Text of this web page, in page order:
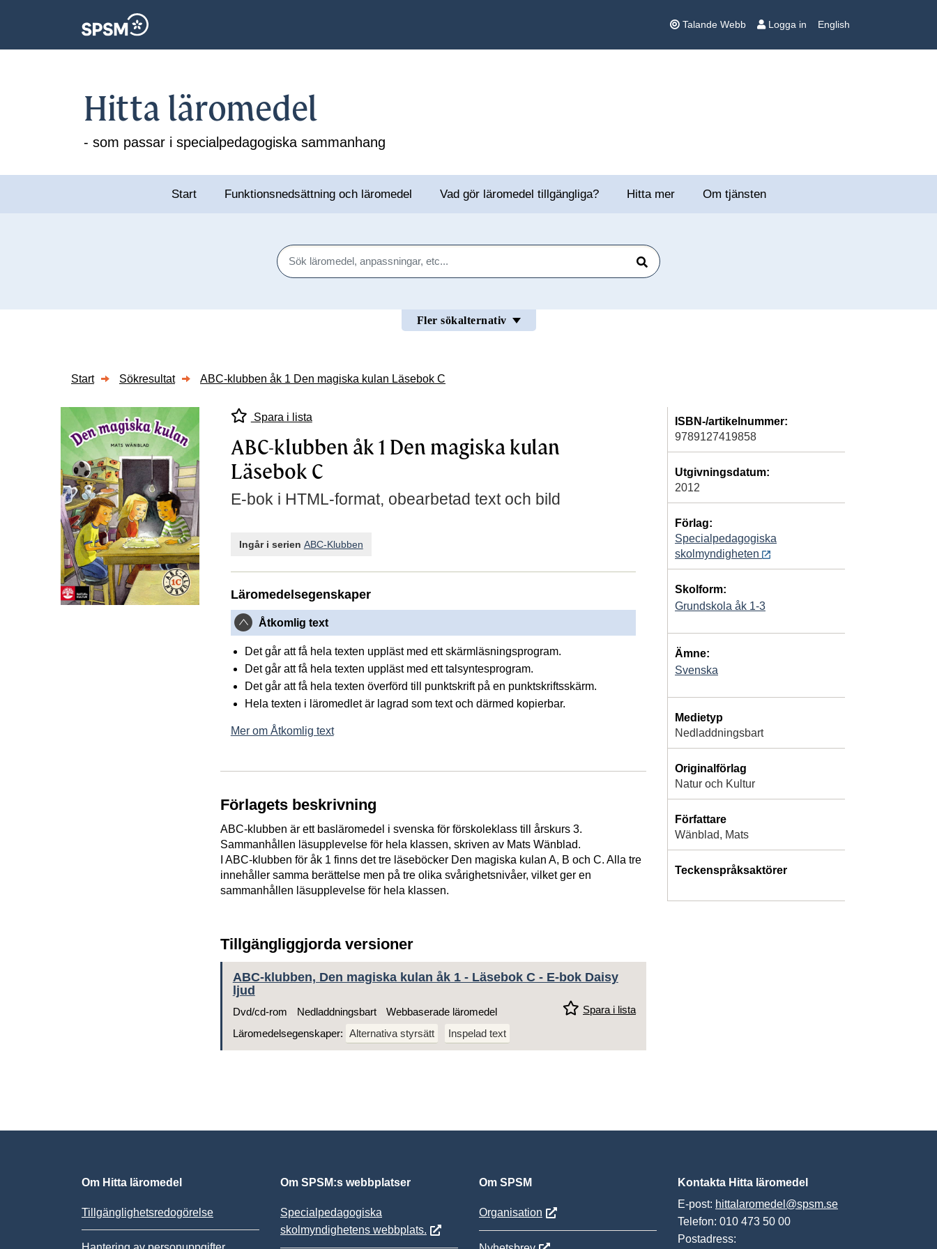
Talande Webb Logga in English
Hitta läromedel
- som passar i specialpedagogiska sammanhang
Start Funktionsnedsättning och läromedel Vad gör läromedel tillgängliga? Hitta mer Om tjänsten
Sök
Sök
Fler sökalternativ
Start Sökresultat ABC-klubben åk 1 Den magiska kulan Läsebok C
Spara i lista
ABC-klubben åk 1 Den magiska kulan
Läsebok C
E-bok i HTML-format, obearbetad text och bild
Ingår i serien ABC-Klubben
Läromedelsegenskaper
Åtkomlig text
Det går att få hela texten uppläst med ett skärmläsningsprogram.
Det går att få hela texten uppläst med ett talsyntesprogram.
Det går att få hela texten överförd till punktskrift på en punktskriftsskärm.
Hela texten i läromedlet är lagrad som text och därmed kopierbar.
Mer om Åtkomlig text
Förlagets beskrivning
ABC-klubben är ett basläromedel i svenska för förskoleklass till årskurs 3.
Sammanhållen läsupplevelse för hela klassen, skriven av Mats Wänblad.
I ABC-klubben för åk 1 finns det tre läseböcker Den magiska kulan A, B och C. Alla tre
innehåller samma berättelse men på tre olika svårighetsnivåer, vilket ger en
sammanhållen läsupplevelse för hela klassen.
Tillgängliggjorda versioner
ABC-klubben, Den magiska kulan åk 1 - Läsebok C - E-bok Daisy
ljud
Spara i lista
Dvd/cd-rom Nedladdningsbart
Webbaserade läromedel
Läromedelsegenskaper: Alternativa styrsätt Inspelad text
ISBN-/artikelnummer:
9789127419858
Utgivningsdatum:
2012
Förlag:
Specialpedagogiska
skolmyndigheten
Skolform:
Grundskola åk 1-3
Ämne:
Svenska
Medietyp
Nedladdningsbart
Originalförlag
Natur och Kultur
Författare
Wänblad, Mats
Teckenspråksaktörer
Om Hitta läromedel
Tillgänglighetsredogörelse
Om SPSM:s webbplatser
Specialpedagogiska
skolmyndighetens webbplats.
Om SPSM
Organisation
Kontakta Hitta läromedel
E-post: hittalaromedel@spsm.se
Telefon: 010 473 50 00
Postadress: